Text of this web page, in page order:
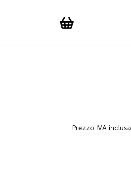
WishList
Prezzo IVA inclusa